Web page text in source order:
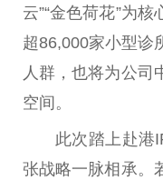
云”“金色荷花”为
超86,000家小型诊
人群，也将为公司
空间。
此次踏上赴港
张战略一脉相承。